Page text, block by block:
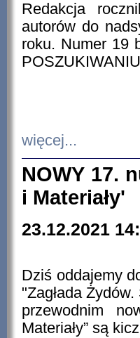
Redakcja
autorów do
roku. Numer 19
więcej...
NOWY 17.
i Materiały'
23.12.2021
Dziś oddajemy
"Zagłada
przewodnim
Materiały” są